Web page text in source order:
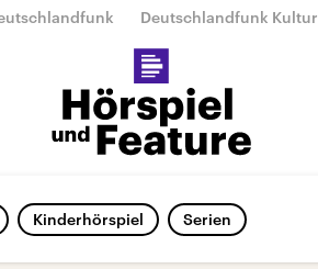
Deutschlandfunk Kultur
Kinderhörspiel Serien